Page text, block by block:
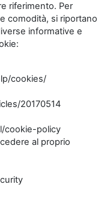
riferimento. Per
comodità, si riportano
informative e
cookies/
20170514
cookie-policy
al proprio